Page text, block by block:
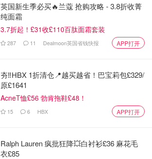
英国新生季必买🔥兰蔻 抢购攻略 - 3.8折收菁
纯面霜
3.7折起！£31收£110百肽面霜套装
287 11 Dealmoon英国省钱快报 APP打开
夯‼️HBX 1折清仓📍越买越省！巴宝莉包£329/
原£1641
AcneT恤£56 勃肯拖鞋£48！
15 6 HBX APP打开
Ralph Lauren 疯批狂降💥白衬衫£36 麻花毛
衣£85